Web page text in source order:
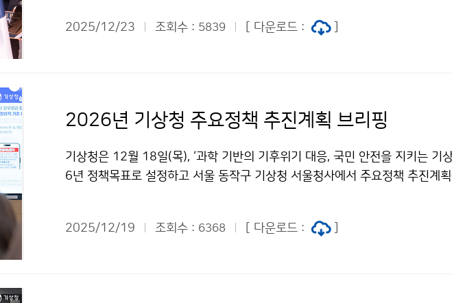
대응 역량 등에서 높은 점수를 받아 명실상부한 재난관리 우수기관임을 입증했
2025/12/23 조회수 : 5839 [ 다운로드 :
2026년 기상청 주요정책 추진계획 브리핑
기상청은 12월 18일(목), ‘과학 기반의 기후위기 대응, 국민 안전을 지키는 기
6년 정책목표로 설정하고 서울 동작구 기상청 서울청사에서 주요정책 추진계
기상청장은 “기상청은 기후재난으로부터 국민 안전을 지키기 위해 인공지능
2025/12/19 조회수 : 6368 [ 다운로드 :